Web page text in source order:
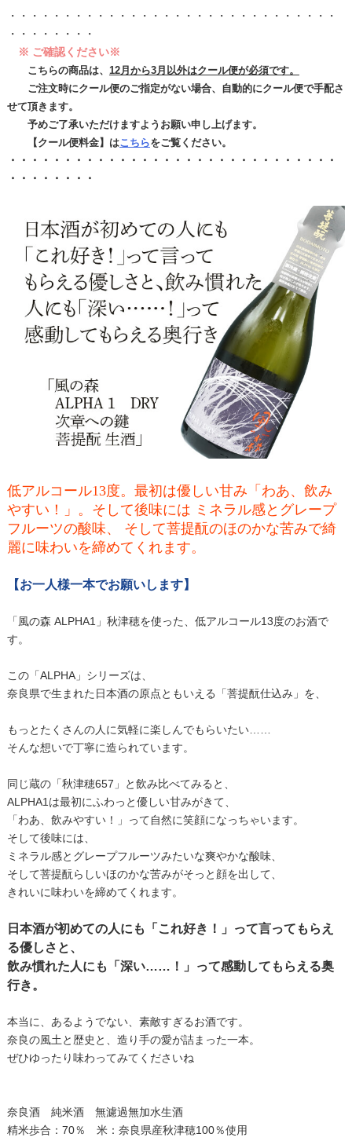
・・・・・・・・・・・・・・・・・・・・・・・・・・・・・・
・・・・・・・・
※ ご確認ください※
こちらの商品は、 12月から3月以外はクール便が必須です。
ご注文時にクール便のご指定がない場合、自動的にクール便で手配さ
せて頂きます。
予めご了承いただけますようお願い申し上げます。
【クール便料金】はこちらをご覧ください。
・・・・・・・・・・・・・・・・・・・・・・・・・・・・・・
・・・・・・・・
低アルコール13度。最初は優しい甘み「わあ、飲み
やすい！」。そして後味には ミネラル感とグレープ
フルーツの酸味、 そして菩提酛のほのかな苦みで綺
麗に味わいを締めてくれます。
【お一人様一本でお願いします】
「風の森 ALPHA1」秋津穂を使った、低アルコール13度のお酒で
す。
この「ALPHA」シリーズは、
奈良県で生まれた日本酒の原点ともいえる「菩提酛仕込み」を、
もっとたくさんの人に気軽に楽しんでもらいたい……
そんな想いで丁寧に造られています。
同じ蔵の「秋津穂657」と飲み比べてみると、
ALPHA1は最初にふわっと優しい甘みがきて、
「わあ、飲みやすい！」って自然に笑顔になっちゃいます。
そして後味には、
ミネラル感とグレープフルーツみたいな爽やかな酸味、
そして菩提酛らしいほのかな苦みがそっと顔を出して、
きれいに味わいを締めてくれます。
日本酒が初めての人にも「これ好き！」って言ってもらえ
る優しさと、
飲み慣れた人にも「深い……！」って感動してもらえる奥
行き。
本当に、あるようでない、素敵すぎるお酒です。
奈良の風土と歴史と、造り手の愛が詰まった一本。
ぜひゆったり味わってみてくださいね
奈良酒 純米酒 無濾過無加水生酒
精米歩合：70％ 米：奈良県産秋津穂100％使用